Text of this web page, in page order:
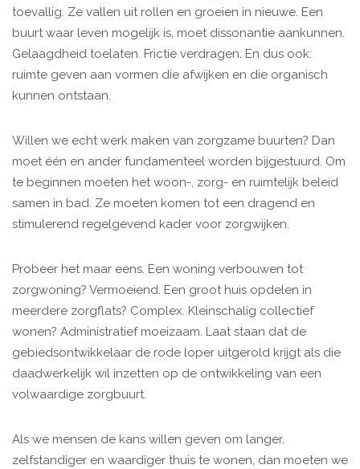
toevallig. Ze vallen uit rollen en groeien in nieuwe. Een
buurt waar leven mogelijk is, moet dissonantie aankunnen.
Gelaagdheid toelaten. Frictie verdragen. En dus ook:
ruimte geven aan vormen die afwijken en die organisch
kunnen ontstaan.
Willen we echt werk maken van zorgzame buurten? Dan
moet één en ander fundamenteel worden bijgestuurd. Om
te beginnen moeten het woon-, zorg- en ruimtelijk beleid
samen in bad. Ze moeten komen tot een dragend en
stimulerend regelgevend kader voor zorgwijken.
Probeer het maar eens. Een woning verbouwen tot
zorgwoning? Vermoeiend. Een groot huis opdelen in
meerdere zorgflats? Complex. Kleinschalig collectief
wonen? Administratief moeizaam. Laat staan dat de
gebiedsontwikkelaar de rode loper uitgerold krijgt als die
daadwerkelijk wil inzetten op de ontwikkeling van een
volwaardige zorgbuurt.
Als we mensen de kans willen geven om langer,
zelfstandiger en waardiger thuis te wonen, dan moeten we